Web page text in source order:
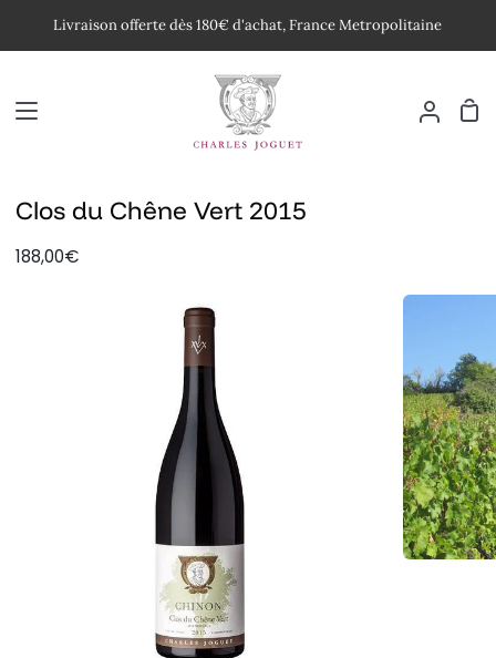
Livraison offerte dès 180€ d'achat, France Metropolitaine
Mon
Clos du Chêne Vert 2015
188,00€